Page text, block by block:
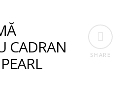
SHARE
CADRAN